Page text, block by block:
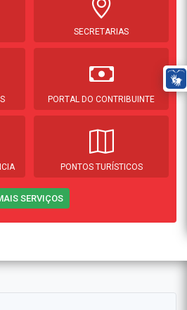
SECRETARIAS
PORTAL DO CONTRIBUINTE
PONTOS TURÍSTICOS
SERVIÇOS